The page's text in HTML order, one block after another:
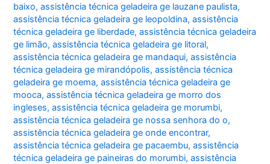
baixo,assistência técnica geladeira ge lauzane paulista,
assistência técnica geladeira ge leopoldina,assistência
técnica geladeira ge liberdade,assistência técnica geladeira
ge limão,assistência técnica geladeira ge litoral,
assistência técnica geladeira ge mandaqui,assistência
técnica geladeira ge mirandópolis,assistência técnica
geladeira ge moema,assistência técnica geladeira ge
mooca,assistência técnica geladeira ge morro dos
ingleses,assistência técnica geladeira ge morumbi,
assistência técnica geladeira ge nossa senhora do o,
assistência técnica geladeira ge onde encontrar,
assistência técnica geladeira ge pacaembu,assistência
técnica geladeira ge paineiras do morumbi,assistência